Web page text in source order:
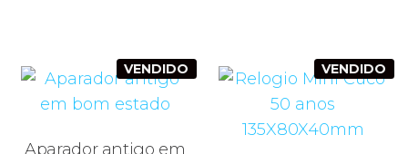
VENDIDO
Aparador antigo em
VENDIDO